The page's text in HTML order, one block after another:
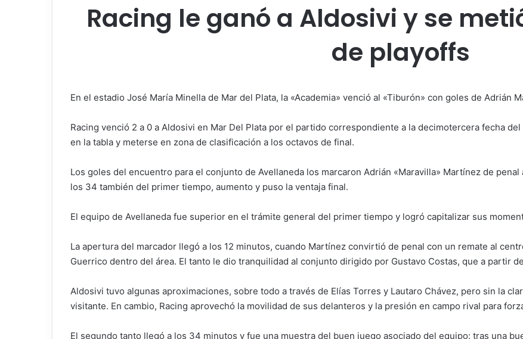
Racing le ganó a Aldosivi y se
de playoffs
En el estadio José María Minella de Mar del Plata, la «Academia» venció al «Tiburón» con goles de Adrián
Racing venció 2 a 0 a Aldosivi en Mar Del Plata por el partido correspondiente a la decimotercera fecha
en la tabla y meterse en zona de clasificación a los octavos de final.
Los goles del encuentro para el conjunto de Avellaneda los marcaron Adrián «Maravilla» Martínez de
los 34 también del primer tiempo, aumento y puso la ventaja final.
El equipo de Avellaneda fue superior en el trámite general del primer tiempo y logró capitalizar sus
La apertura del marcador llegó a los 12 minutos, cuando Martínez convirtió de penal con un remate al
Guerrico dentro del área. El tanto le dio tranquilidad al conjunto dirigido por Gustavo Costas, que a partir
Aldosivi tuvo algunas aproximaciones, sobre todo a través de Elías Torres y Lautaro Chávez, pero sin la
visitante. En cambio, Racing aprovechó la movilidad de sus delanteros y la presión en campo rival para
El segundo tanto llegó a los 34 minutos y fue una muestra del buen juego asociado del equipo: tras una